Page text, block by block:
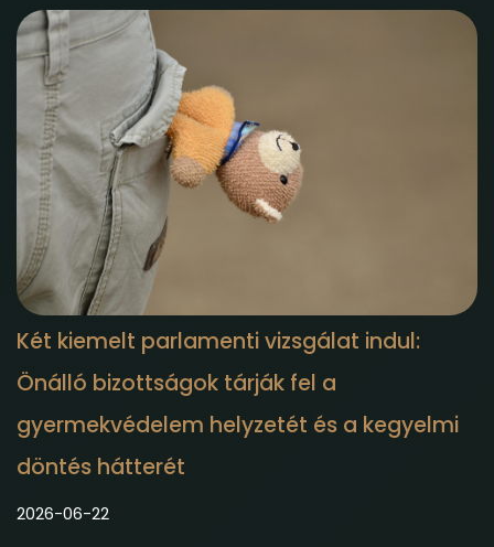
Két kiemelt parlamenti vizsgálat indul:
Önálló bizottságok tárják fel a
gyermekvédelem helyzetét és a kegyelmi
döntés hátterét
2026-06-22